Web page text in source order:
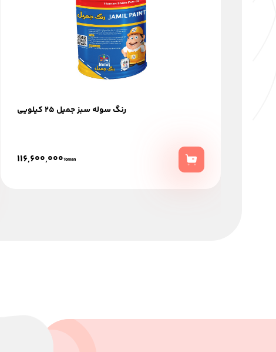
رنگ سوله سبز جميل 25 كيلويي
116,600,000Toman